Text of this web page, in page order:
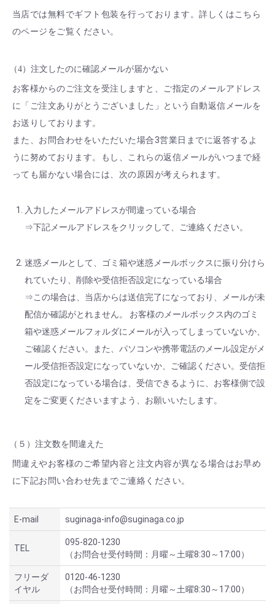
当店では無料でギフト包装を行っております。詳しくはこちら
のページをご覧ください。
（4）注文したのに確認メールが届かない
お客様からのご注文を受注しますと、ご指定のメールアドレス
に「ご注文ありがとうございました」という自動返信メールを
お送りしております。
また、お問合わせをいただいた場合3営業日までに返答するよ
うに努めております。もし、これらの返信メールがいつまで経
っても届かない場合には、次の原因が考えられます。
入力したメールアドレスが間違っている場合
⇒下記メールアドレスをクリックして、ご連絡ください。
迷惑メールとして、ゴミ箱や迷惑メールボックスに振り分けら
れていたり、削除や受信拒否設定になっている場合
⇒この場合は、当店からは送信完了になっており、メールが未
配信か確認がとれません。 お客様のメールボックス内のゴミ
箱や迷惑メールフォルダにメールが入ってしまっていないか、
ご確認ください。また、パソコンや携帯電話のメール設定がメ
ール受信拒否設定になっていないか、ご確認ください。受信拒
否設定になっている場合は、受信できるように、お客様側で設
定をご変更くださいますよう、お願いいたします。
（５）注文数を間違えた
間違えやお客様のご希望内容と注文内容が異なる場合はお早め
に下記お問い合わせ先までご連絡ください。
E-mail suginaga-info@suginaga.co.jp
TEL
095-820-1230
（お問合せ受付時間：月曜～土曜8:30～17:00）
フリーダ
イヤル
0120-46-1230
（お問合せ受付時間：月曜～土曜8:30～17:00）